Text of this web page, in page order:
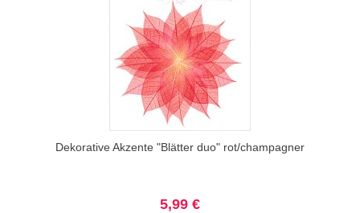
Dekorative Akzente "Blätter duo" rot/champagner
5,99 €